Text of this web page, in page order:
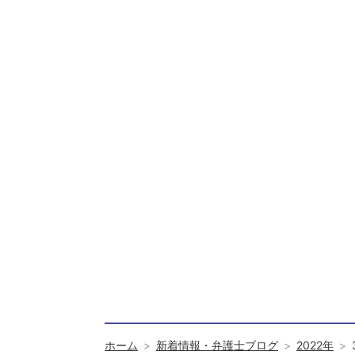
ホーム 新着情報・弁護士ブログ 2022年